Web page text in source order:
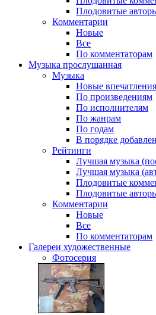
Плодовитые
Комментарии
Новые
Все
По комментаторам
Музыка прослушанная
Музыка
Новые впечатления
По произведениям
По исполнителям
По жанрам
По годам
В порядке
Рейтинги
Лучшая музыка
Лучшая музыка
Плодовитые
Плодовитые
Комментарии
Новые
Все
По комментаторам
Галереи художественные
Фотосерия